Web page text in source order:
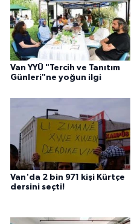
Van YYÜ "Tercih ve Tanıtım
Günleri"ne yoğun ilgi
Van'da 2 bin 971 kişi Kürtçe
dersini seçti!